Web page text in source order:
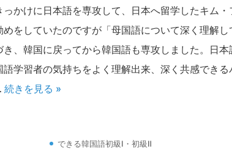
かけに日本語を専攻して、日本へ留学したキム・
をしていたのですが「母国語について深く理解し
、韓国に戻ってから韓国語も専攻しました。日
学習者の気持ちをよく理解出来、深く共感できる
続きを見る »
できる韓国語初級Ⅰ・初級Ⅱ